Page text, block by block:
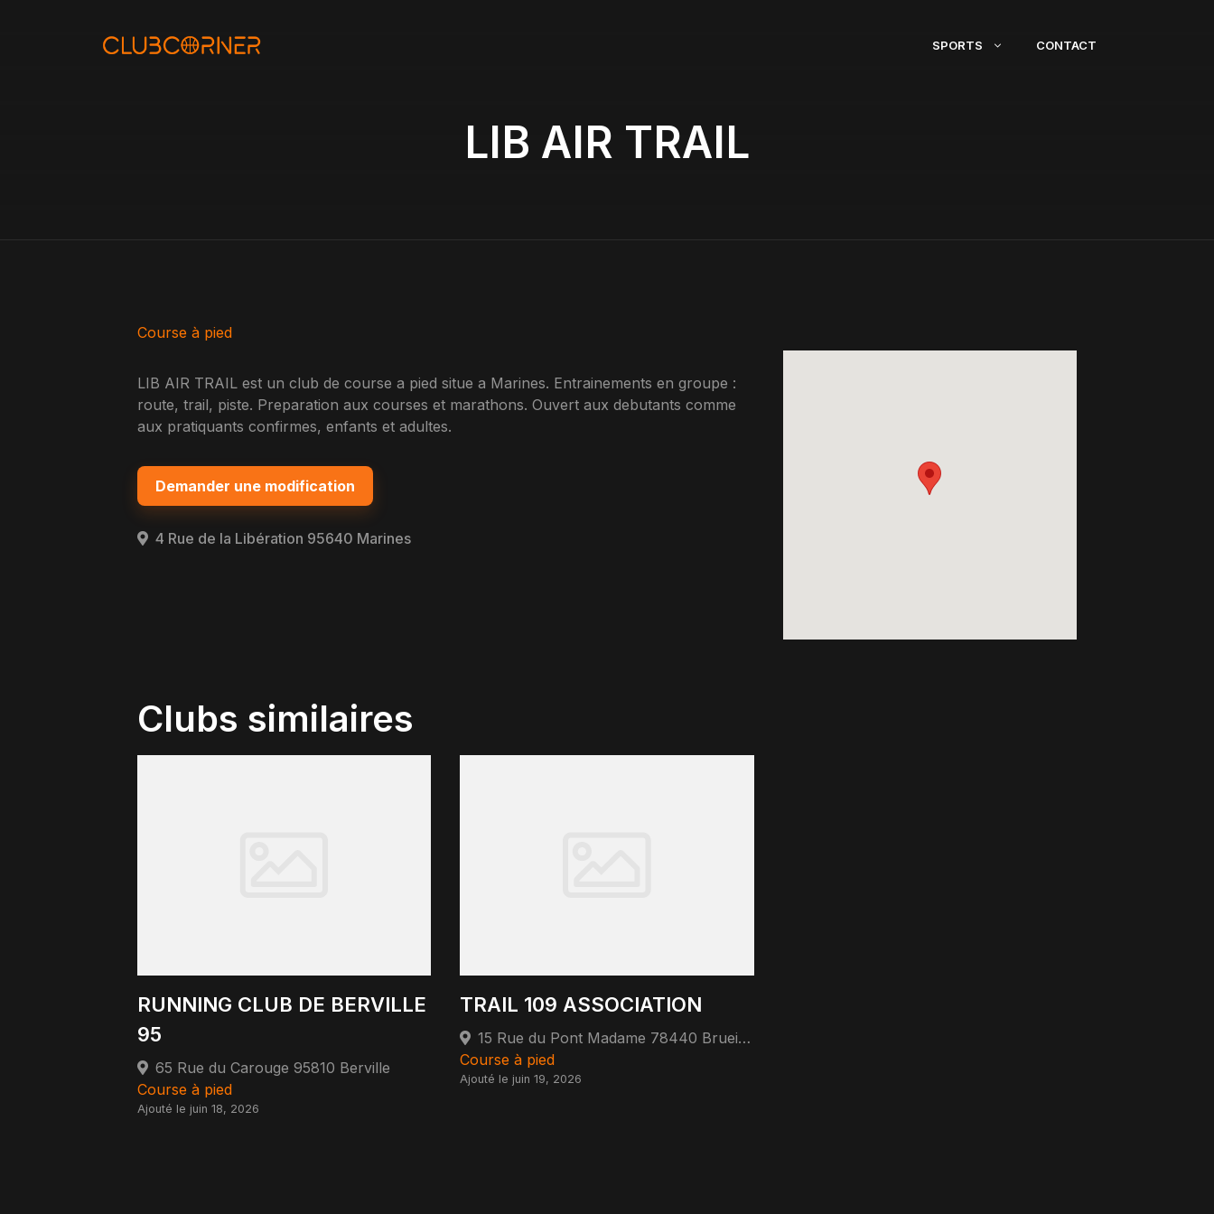
SPORTS CONTACT
LIB AIR TRAIL
Course à pied
LIB AIR TRAIL est un club de course a pied situe a Marines. Entrainements en groupe :
route, trail, piste. Preparation aux courses et marathons. Ouvert aux debutants comme
aux pratiquants confirmes, enfants et adultes.
Demander une modification
4 Rue de la Libération 95640 Marines
Clubs similaires
RUNNING CLUB DE BERVILLE
95
65 Rue du Carouge 95810 Berville
Course à pied
Ajouté le juin 18, 2026
TRAIL 109 ASSOCIATION
15 Rue du Pont Madame 78440 Brueil-en-Vexin
Course à pied
Ajouté le juin 19, 2026